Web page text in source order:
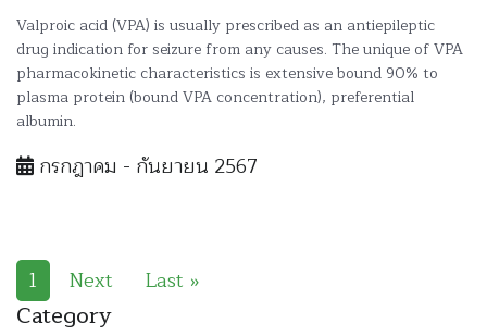
Valproic acid (VPA) is usually prescribed as an antiepileptic
drug indication for seizure from any causes. The unique of VPA
pharmacokinetic characteristics is extensive bound 90% to
plasma protein (bound VPA concentration), preferential
albumin.
กรกฎาคม - กันยายน 2567
1 Next Last »
Category